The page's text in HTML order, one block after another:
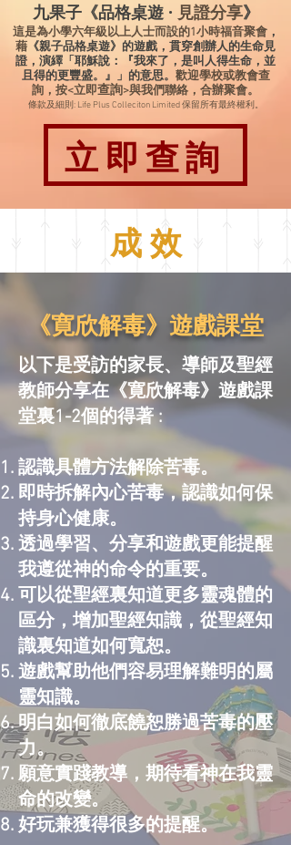
九果子《品格桌遊 · 見證分享》
這是為小學六年級以上人士而設的1小時福音聚會，
藉 《親子品格桌遊》的遊戲，貫穿創辦人的生命見
證，演繹「耶穌說：『我來了，是叫人得生命，並
且得的更豐盛。』」的意思。 歡迎學校或教會查
詢，按<立即查詢>與我們聯絡，合辦聚會。
條款及細則: Life Plus Colleciton Limited 保留所有最終權利。
立即查詢
成 效
《寛欣解毒》 遊戲課堂
以下是受訪的家長、導師及聖經
教師分享在《寛欣解毒》 遊戲課
堂裏1-2個的得著 :
認識具體方法解除苦毒。
即時拆解內心苦毒，認識如何保
持身心健康。
透過學習、分享和遊戲更能提醒
我遵從神的命令的重要。
可以從聖經裏知道更多靈魂體的
區分，增加聖經知識，從聖經知
識裏知道如何寬恕。
遊戲幫助他們容易理解難明的屬
靈知識。
明白如何徹底饒恕勝過苦毒的壓
力。
願意實踐教導，期待看神在我靈
命的改變。
好玩兼獲得很多的提醒。